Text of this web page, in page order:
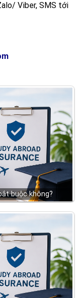
Viber, SMS tới
buộc không?